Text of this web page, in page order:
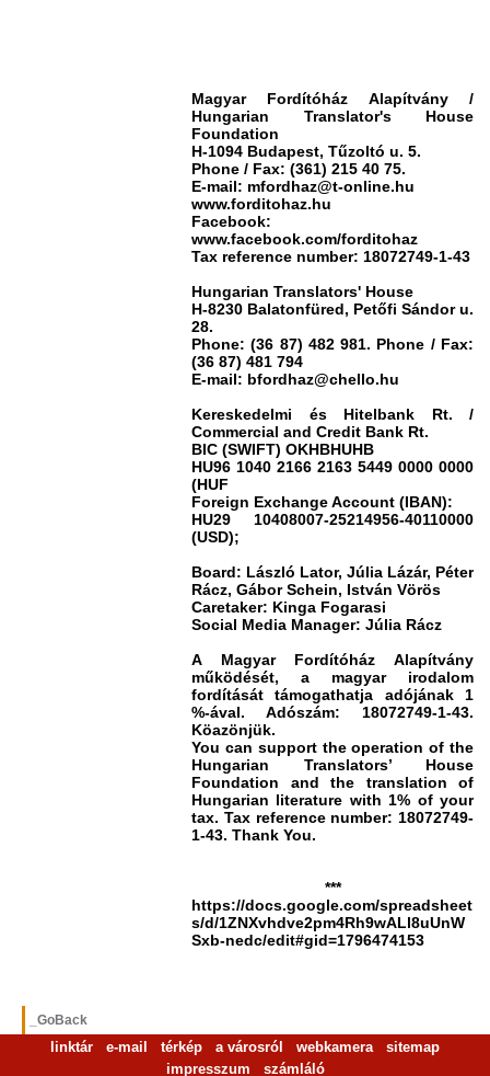
Magyar Fordítóház Alapítvány /
Hungarian Translator's House
Foundation
H-1094 Budapest, Tűzoltó u. 5.
Phone / Fax: (361) 215 40 75.
E-mail: mfordhaz@t-online.hu
www.forditohaz.hu
Facebook:
www.facebook.com/forditohaz
Tax reference number: 18072749-1-43
Hungarian Translators' House
H-8230 Balatonfüred, Petőfi Sándor u.
28.
Phone: (36 87) 482 981. Phone / Fax:
(36 87) 481 794
E-mail: bfordhaz@chello.hu
Kereskedelmi és Hitelbank Rt. /
Commercial and Credit Bank Rt.
BIC (SWIFT) OKHBHUHB
HU96 1040 2166 2163 5449 0000 0000
(HUF
Foreign Exchange Account (IBAN):
HU29 10408007-25214956-40110000
(USD);
Board: László Lator, Júlia Lázár, Péter
Rácz, Gábor Schein, István Vörös
Caretaker: Kinga Fogarasi
Social Media Manager: Júlia Rácz
A Magyar Fordítóház Alapítvány
működését, a magyar irodalom
fordítását támogathatja adójának 1
%-ával. Adószám: 18072749-1-43.
Köazönjük.
You can support the operation of the
Hungarian Translators’ House
Foundation and the translation of
Hungarian literature with 1% of your
tax. Tax reference number: 18072749-
1-43. Thank You.
***
https://docs.google.com/spreadsheet
s/d/1ZNXvhdve2pm4Rh9wALl8uUnW
Sxb-nedc/edit#gid=1796474153
_GoBack
linktár e-mail térkép a városról webkamera
sitemap
impresszum
számláló